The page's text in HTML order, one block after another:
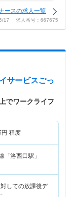
ースの求人一覧
17 求人番号：667675
サービスごっ
でワークライフ
程度
「洛西口駅」
しての放課後デ